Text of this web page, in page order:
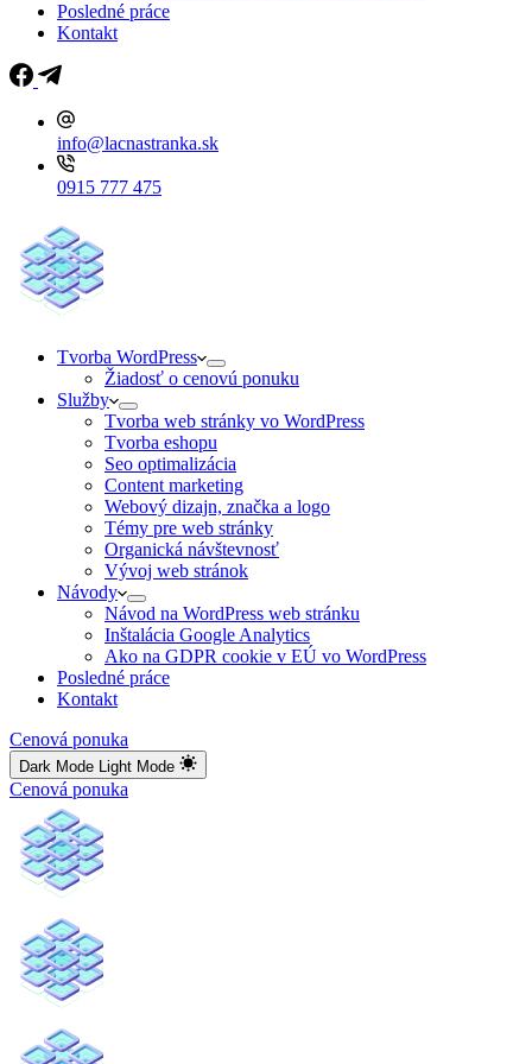
Posledné práce
Kontakt
info@lacnastranka.sk
0915 777 475
Tvorba WordPress
Žiadosť o cenovú ponuku
Služby
Tvorba web stránky vo WordPress
Tvorba eshopu
Seo optimalizácia
Content marketing
Webový dizajn, značka a logo
Témy pre web stránky
Organická návštevnosť
Vývoj web stránok
Návody
Návod na WordPress web stránku
Inštalácia Google Analytics
Ako na GDPR cookie v EÚ vo WordPress
Posledné práce
Kontakt
Cenová ponuka
Dark Mode Light Mode
Cenová ponuka